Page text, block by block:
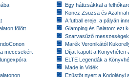
fölött
meccsekért
Egy hátizsákkal a
Koncz Zsuzsa és
A futball ereje, a pályán
Glamping és Balaton: ezt
Szarvasűző messzeségek
Marék Veronikától
Díjat kapott a Könyvhéten
ELTE Legendák a
Made in Vidék
Ezüstöt nyert a Kodolányi